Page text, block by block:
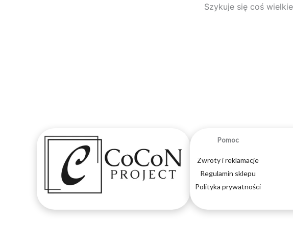
Szykuje się coś
Pomoc
Zwroty i reklamacje
Regulamin sklepu
Polityka prywatności